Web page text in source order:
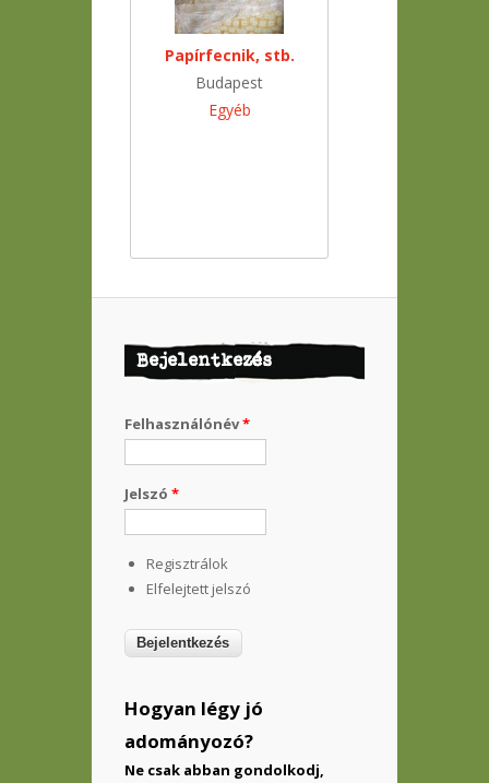
Papírfecnik, stb.
Budapest
Egyéb
Bejelentkezés
Felhasználónév*
Jelszó *
Regisztrálok
Elfelejtett jelszó
Hogyan légy jó
adományozó?
Ne csak abban gondolkodj,